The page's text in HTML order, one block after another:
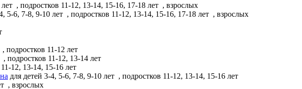
, подростков 11-12, 13-14, 15-16, 17-18 лет , взрослых
5-6, 7-8, 9-10 лет , подростков 11-12, 13-14, 15-16, 17-18 лет , взрослых
, подростков 11-12 лет
, подростков 11-12, 13-14 лет
12, 13-14, 15-16 лет
для детей 3-4, 5-6, 7-8, 9-10 лет , подростков 11-12, 13-14, 15-16 лет
, взрослых